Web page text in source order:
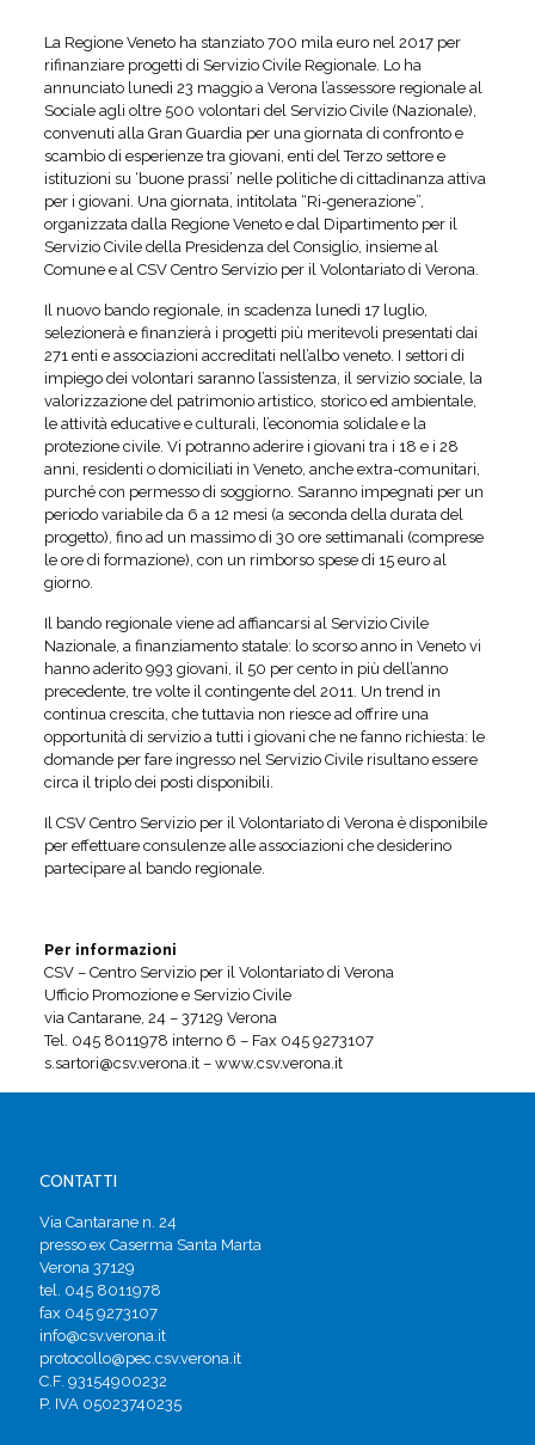
La Regione Veneto ha stanziato 700 mila euro nel 2017 per
rifinanziare progetti di Servizio Civile Regionale. Lo ha
annunciato lunedì 23 maggio a Verona l’assessore regionale al
Sociale agli oltre 500 volontari del Servizio Civile (Nazionale),
convenuti alla Gran Guardia per una giornata di confronto e
scambio di esperienze tra giovani, enti del Terzo settore e
istituzioni su ‘buone prassi’ nelle politiche di cittadinanza attiva
per i giovani. Una giornata, intitolata “Ri-generazione”,
organizzata dalla Regione Veneto e dal Dipartimento per il
Servizio Civile della Presidenza del Consiglio, insieme al
Comune e al CSV Centro Servizio per il Volontariato di Verona.
Il nuovo bando regionale, in scadenza lunedì 17 luglio,
selezionerà e finanzierà i progetti più meritevoli presentati dai
271 enti e associazioni accreditati nell’albo veneto. I settori di
impiego dei volontari saranno l’assistenza, il servizio sociale, la
valorizzazione del patrimonio artistico, storico ed ambientale,
le attività educative e culturali, l’economia solidale e la
protezione civile. Vi potranno aderire i giovani tra i 18 e i 28
anni, residenti o domiciliati in Veneto, anche extra-comunitari,
purché con permesso di soggiorno. Saranno impegnati per un
periodo variabile da 6 a 12 mesi (a seconda della durata del
progetto), fino ad un massimo di 30 ore settimanali (comprese
le ore di formazione), con un rimborso spese di 15 euro al
giorno.
Il bando regionale viene ad affiancarsi al Servizio Civile
Nazionale, a finanziamento statale: lo scorso anno in Veneto vi
hanno aderito 993 giovani, il 50 per cento in più dell’anno
precedente, tre volte il contingente del 2011. Un trend in
continua crescita, che tuttavia non riesce ad offrire una
opportunità di servizio a tutti i giovani che ne fanno richiesta: le
domande per fare ingresso nel Servizio Civile risultano essere
circa il triplo dei posti disponibili.
Il CSV Centro Servizio per il Volontariato di Verona è disponibile
per effettuare consulenze alle associazioni che desiderino
partecipare al bando regionale.
Per informazioni
CSV – Centro Servizio per il Volontariato di Verona
Ufficio Promozione e Servizio Civile
via Cantarane, 24 – 37129 Verona
Tel. 045 8011978 interno 6 – Fax 045 9273107
s.sartori@csv.verona.it – www.csv.verona.it
CONTATTI
Via Cantarane n. 24
presso ex Caserma Santa Marta
Verona 37129
tel. 045 8011978
fax 045 9273107
info@csv.verona.it
protocollo@pec.csv.verona.it
C.F. 93154900232
P. IVA 05023740235